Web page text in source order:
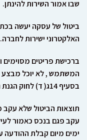
שבו אמור השירות להינתן.
ביטול של עסקה יעשה
האלקטרוני ישירות לחברה.
ברכישת פריטים מסוימים
המשתמש , לא יוכל
בסעיף 14ג( ד) לחוק הגנת הצרכן.
תוצאות הביטול שלא
ימים מיום קבלת